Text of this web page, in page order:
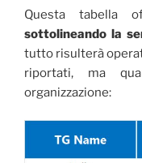
Questa tabella
sottolineando la
tutto risulterà
riportati, ma
organizzazione: